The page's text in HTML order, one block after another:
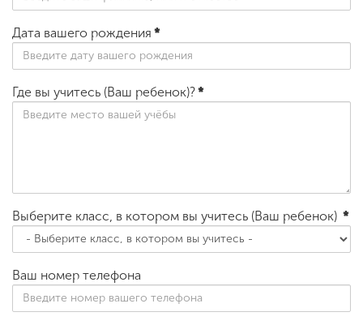
Дата вашего рождения *
Где вы учитесь (Ваш ребенок)?*
Выберите класс, в котором вы учитесь (Ваш ребенок) *
Ваш номер телефона